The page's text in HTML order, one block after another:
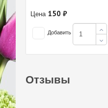
Цена 150 ₽
Добавить
Отзывы